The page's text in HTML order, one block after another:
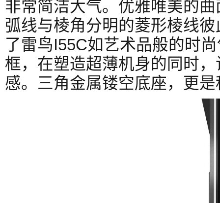
非常简洁大气。优雅唯美的
弧线与棱角分明的菱形棱线
了雷鸟I55C如艺术品般的时
框，在塑造超薄机身的同时
感。三角金属镂空底座，更